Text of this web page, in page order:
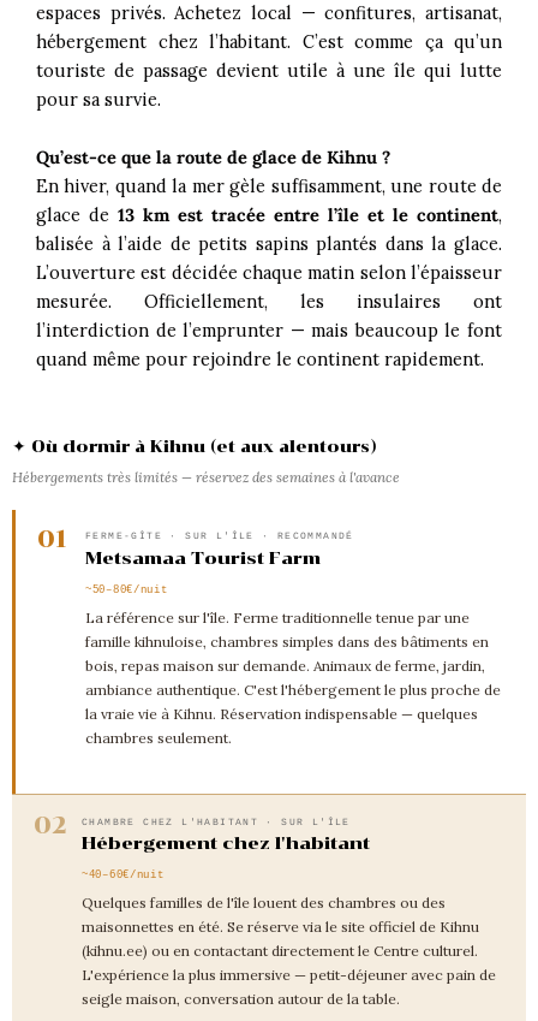
espaces privés. Achetez local — confitures, artisanat,
hébergement chez l’habitant. C’est comme ça qu’un
touriste de passage devient utile à une île qui lutte
pour sa survie.
Qu’est-ce que la route de glace de Kihnu ?
En hiver, quand la mer gèle suffisamment, une route de
glace de 13 km est tracée entre l’île et le continent,
balisée à l’aide de petits sapins plantés dans la glace.
L’ouverture est décidée chaque matin selon l’épaisseur
mesurée. Officiellement, les insulaires ont
l’interdiction de l’emprunter — mais beaucoup le font
quand même pour rejoindre le continent rapidement.
✦ Où dormir à Kihnu (et aux alentours)
Hébergements très limités — réservez des semaines à l'avance
01 FERME-GÎTE · SUR L'ÎLE · RECOMMANDÉ
Metsamaa Tourist Farm
~50–80€/nuit
La référence sur l'île. Ferme traditionnelle tenue par une
famille kihnuloise, chambres simples dans des bâtiments en
bois, repas maison sur demande. Animaux de ferme, jardin,
ambiance authentique. C'est l'hébergement le plus proche de
la vraie vie à Kihnu. Réservation indispensable — quelques
chambres seulement.
02 CHAMBRE CHEZ L'HABITANT · SUR L'ÎLE
Hébergement chez l'habitant
~40–60€/nuit
Quelques familles de l'île louent des chambres ou des
maisonnettes en été. Se réserve via le site officiel de Kihnu
(kihnu.ee) ou en contactant directement le Centre culturel.
L'expérience la plus immersive — petit-déjeuner avec pain de
seigle maison, conversation autour de la table.